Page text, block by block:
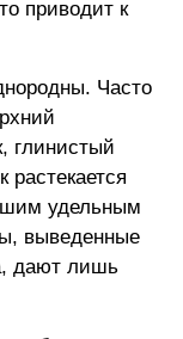
приводит к
Часто
глинистый
растекается
удельным
выведенные
дают лишь